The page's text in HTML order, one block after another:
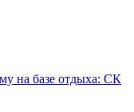
на базе отдыха: СК